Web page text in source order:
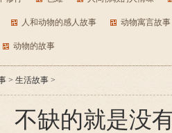
人和动物的感人故事 动物寓言故事
动物的故事
> 生活故事 >
不缺的就是没